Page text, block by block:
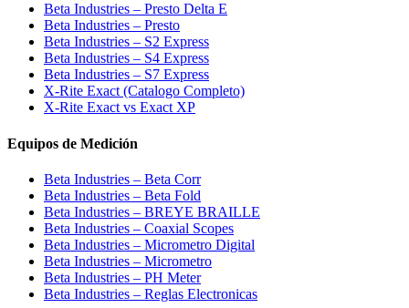
Beta Industries – Presto Delta E
Beta Industries – Presto
Beta Industries – S2 Express
Beta Industries – S4 Express
Beta Industries – S7 Express
X-Rite Exact (Catalogo Completo)
X-Rite Exact vs Exact XP
Equipos de Medición
Beta Industries – Beta Corr
Beta Industries – Beta Fold
Beta Industries – BREYE BRAILLE
Beta Industries – Coaxial Scopes
Beta Industries – Micrometro Digital
Beta Industries – Micrometro
Beta Industries – PH Meter
Beta Industries – Reglas Electronicas